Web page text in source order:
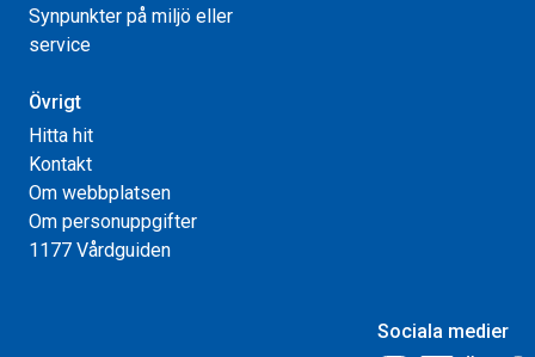
Synpunkter på miljö eller
service
Övrigt
Hitta hit
Kontakt
Om webbplatsen
Om personuppgifter
1177 Vårdguiden
Sociala medier